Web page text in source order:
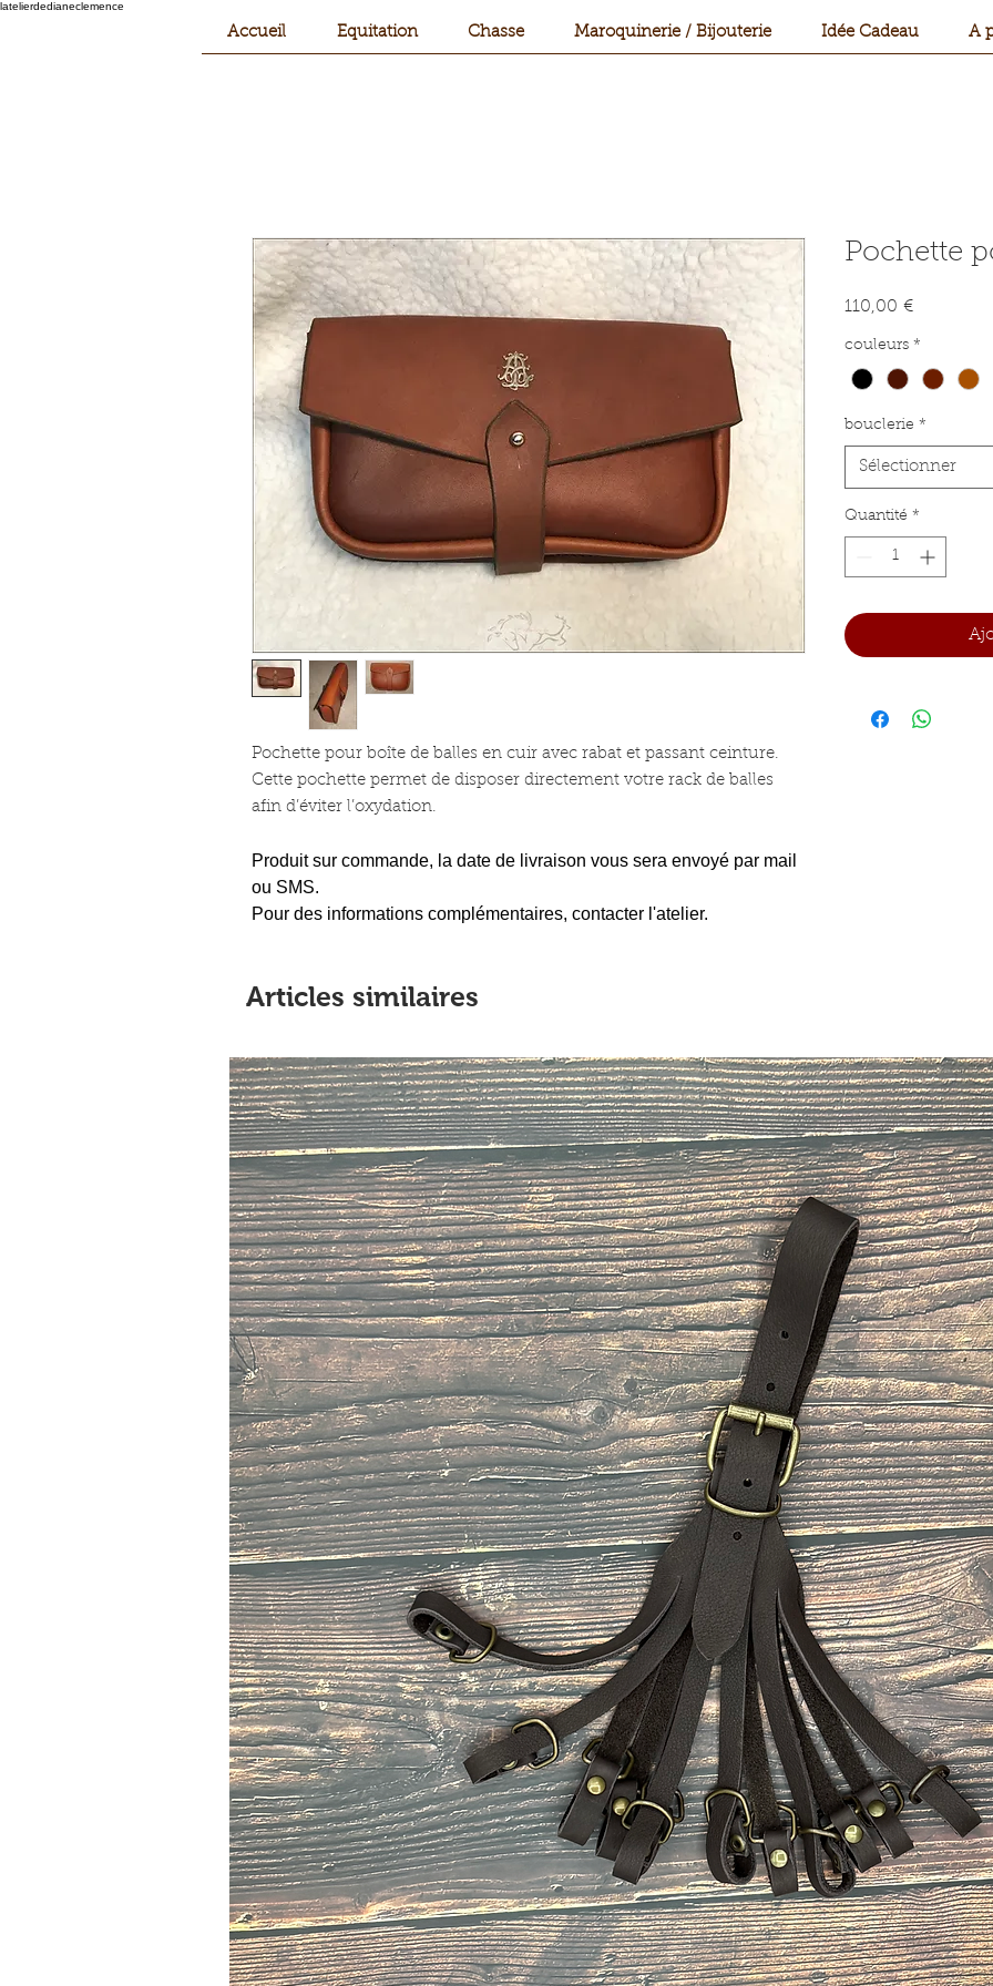
latelierdedianeclemence
Accueil Equitation Chasse Maroquinerie / Bijouterie Idée Cadeau A
Pochette pour boîte de balles en cuir avec rabat et passant ceinture.
Cette pochette permet de disposer directement votre rack de balles
afin d’éviter l’oxydation.
Produit sur commande, la date de livraison vous sera envoyé par mail
ou SMS.
Pour des informations complémentaires, contacter l'atelier.
Pochette
110,00 €Prix
couleurs *
bouclerie *
Sélectionner
Quantité *
Articles similaires